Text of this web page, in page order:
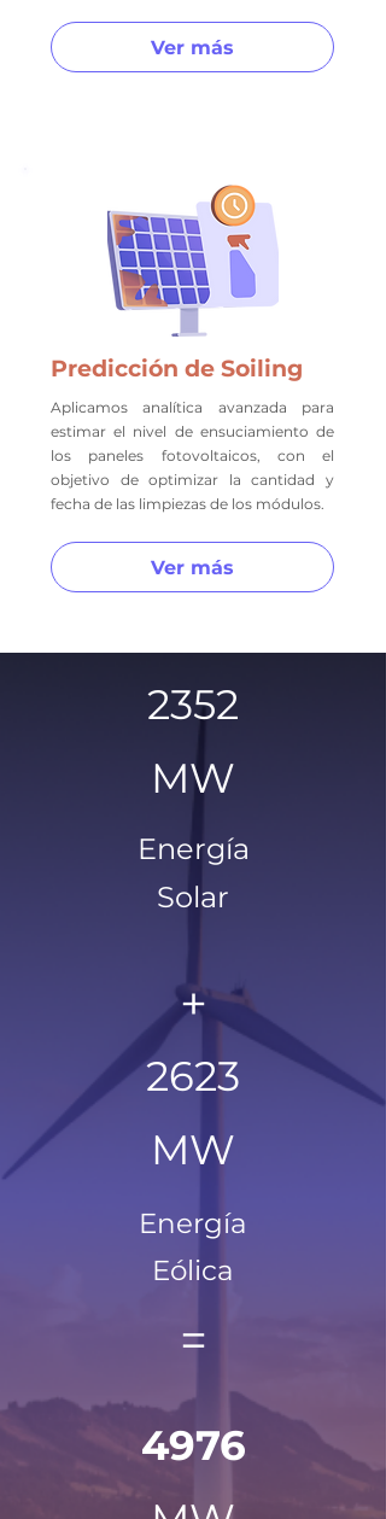
Ver más
Predicción de Soiling
Aplicamos analítica avanzada para
estimar el nivel de ensuciamiento de
los paneles fotovoltaicos, con el
objetivo de optimizar la cantidad y
fecha de las limpiezas de los módulos.
Ver más
2352
MW
Energía
Solar
+
2623
MW
Energía
Eólica
=
4976